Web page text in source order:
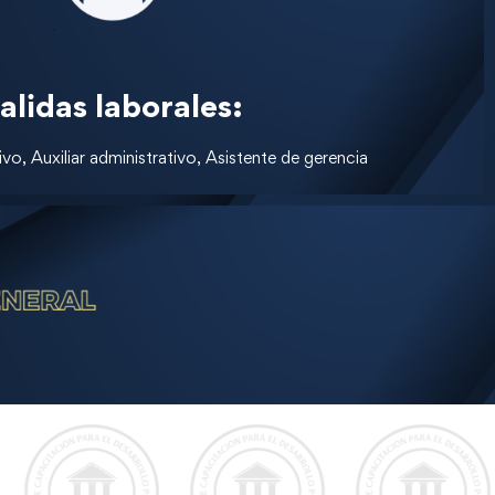
laborales:
Auxiliar administrativo, Asistente de gerencia